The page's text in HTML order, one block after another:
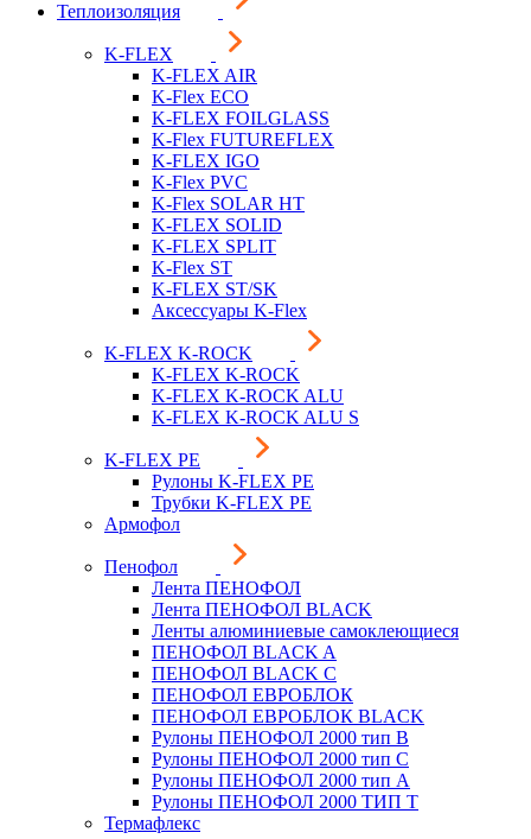
Теплоизоляция
K-FLEX
K-FLEX AIR
K-Flex ECO
K-FLEX FOILGLASS
K-Flex FUTUREFLEX
K-FLEX IGO
K-Flex PVC
K-Flex SOLAR HT
K-FLEX SOLID
K-FLEX SPLIT
K-Flex ST
K-FLEX ST/SK
Аксессуары K-Flex
K-FLEX K-ROCK
K-FLEX K-ROCK
K-FLEX K-ROCK ALU
K-FLEX K-ROCK ALU S
K-FLEX PE
Рулоны K-FLEX PE
Трубки K-FLEX PE
Армофол
Пенофол
Лента ПЕНОФОЛ
Лента ПЕНОФОЛ BLACK
Ленты алюминиевые самоклеющиеся
ПЕНОФОЛ BLACK A
ПЕНОФОЛ BLACK С
ПЕНОФОЛ ЕВРОБЛОК
ПЕНОФОЛ ЕВРОБЛОК BLACK
Рулоны ПЕНОФОЛ 2000 тип B
Рулоны ПЕНОФОЛ 2000 тип C
Рулоны ПЕНОФОЛ 2000 тип А
Рулоны ПЕНОФОЛ 2000 ТИП Т
Термафлекс